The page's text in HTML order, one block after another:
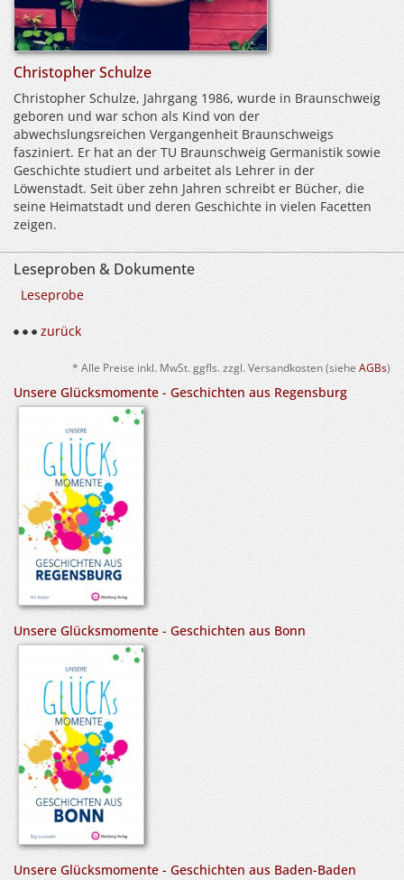
Christopher Schulze
Christopher Schulze, Jahrgang 1986, wurde in Braunschweig
geboren und war schon als Kind von der
abwechslungsreichen Vergangenheit Braunschweigs
fasziniert. Er hat an der TU Braunschweig Germanistik sowie
Geschichte studiert und arbeitet als Lehrer in der
Löwenstadt. Seit über zehn Jahren schreibt er Bücher, die
seine Heimatstadt und deren Geschichte in vielen Facetten
zeigen.
Leseproben & Dokumente
Leseprobe
zurück
* Alle Preise inkl. MwSt. ggfls. zzgl. Versandkosten (siehe AGBs)
Unsere Glücksmomente - Geschichten aus Regensburg
Unsere Glücksmomente - Geschichten aus Bonn
Unsere Glücksmomente - Geschichten aus Baden-Baden